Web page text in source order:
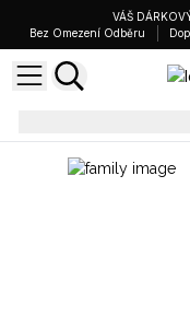
VÁŠ
Bez Omezení Odběru